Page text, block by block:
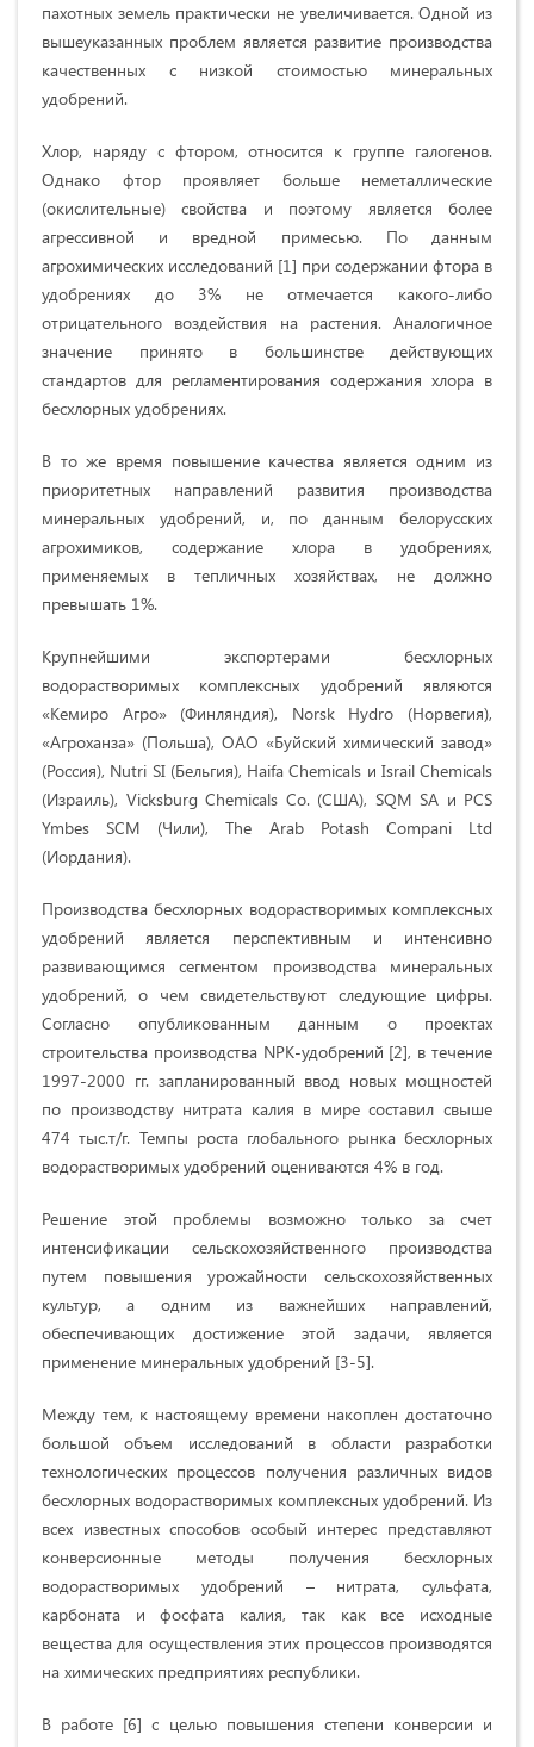
пахотных земель практически не увеличивается. Одной из
вышеуказанных проблем является развитие производства
качественных с низкой стоимостью минеральных
удобрений.
Хлор, наряду с фтором, относится к группе галогенов.
Однако фтор проявляет больше неметаллические
(окислительные) свойства и поэтому является более
агрессивной и вредной примесью. По данным
агрохимических исследований [1] при содержании фтора в
удобрениях до 3% не отмечается какого-либо
отрицательного воздействия на растения. Аналогичное
значение принято в большинстве действующих
стандартов для регламентирования содержания хлора в
бесхлорных удобрениях.
В то же время повышение качества является одним из
приоритетных направлений развития производства
минеральных удобрений, и, по данным белорусских
агрохимиков, содержание хлора в удобрениях,
применяемых в тепличных хозяйствах, не должно
превышать 1%.
Крупнейшими экспортерами бесхлорных
водорастворимых комплексных удобрений являются
«Кемиро Агро» (Финляндия), Norsk Hydro (Норвегия),
«Агроханза» (Польша), ОАО «Буйский химический завод»
(Россия), Nutri SI (Бельгия), Haifa Chemicals и Israil Chemicals
(Израиль), Vicksburg Chemicals Co. (США), SQM SA и PCS
Ymbes SCM (Чили), The Arab Potash Compani Ltd
(Иордания).
Производства бесхлорных водорастворимых комплексных
удобрений является перспективным и интенсивно
развивающимся сегментом производства минеральных
удобрений, о чем свидетельствуют следующие цифры.
Согласно опубликованным данным о проектах
строительства производства NPK-удобрений [2], в течение
1997-2000 гг. запланированный ввод новых мощностей
по производству нитрата калия в мире составил свыше
474 тыс.т/г. Темпы роста глобального рынка бесхлорных
водорастворимых удобрений оцениваются 4% в год.
Решение этой проблемы возможно только за счет
интенсификации сельскохозяйственного производства
путем повышения урожайности сельскохозяйственных
культур, а одним из важнейших направлений,
обеспечивающих достижение этой задачи, является
применение минеральных удобрений [3-5].
Между тем, к настоящему времени накоплен достаточно
большой объем исследований в области разработки
технологических процессов получения различных видов
бесхлорных водорастворимых комплексных удобрений. Из
всех известных способов особый интерес представляют
конверсионные методы получения бесхлорных
водорастворимых удобрений – нитрата, сульфата,
карбоната и фосфата калия, так как все исходные
вещества для осуществления этих процессов производятся
на химических предприятиях республики.
В работе [6] с целью повышения степени конверсии и